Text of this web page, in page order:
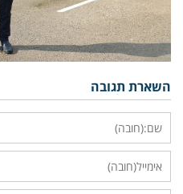
השארת תגובה